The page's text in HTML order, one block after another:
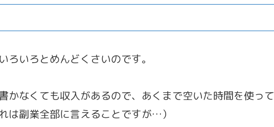
いろとめんどくさいのです。
かなくても収入があるので、あくまで空いた時間を使って
は副業全部に言えることですが…）